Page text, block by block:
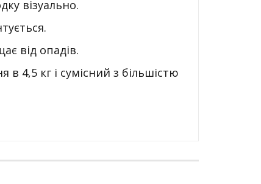
візуально.
від опадів.
4,5 кг і сумісний з більшістю